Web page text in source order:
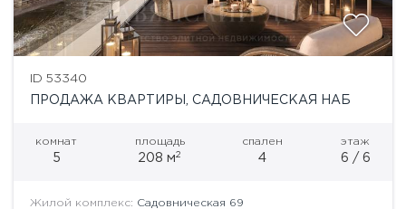
ID 53340
ПРОДАЖА КВАРТИРЫ, САДОВНИЧЕСКАЯ НАБ
комнат
5
площадь
208 м2
спален
4
этаж
6 / 6
Жилой комплекс: Садовническая 69